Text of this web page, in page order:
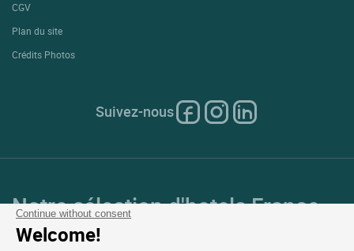
Continue without consent
Welcome!
CGV
Plan du site
Crédits Photos
Suivez-nous
Notre sélection d'hotels France
et en Europe